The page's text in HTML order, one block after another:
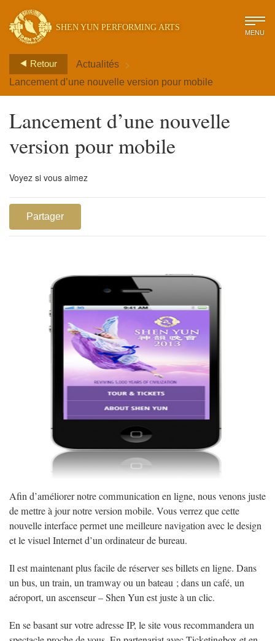
SHEN YUN PERFORMING ARTS MENU
Retour Actualités >
Lancement d’une nouvelle version pour mobile
Lancement d’une nouvelle
version pour mobile
Voyez si vous aimez
Partager
Afin d’améliorer notre communication en ligne, nous venons juste
de mettre à jour notre version mobile. Vous verrez que cette
nouvelle interface permet une meilleure navigation avec le design
et le visuel Internet d’un ordinateur de bureau.
Il est maintenant plus facile de réserver ses billets en ligne. Dans
un bus, un train, un tramway ou un bateau ; dans un café, un
aéroport, un ascenseur – Shen Yun est juste à un clic.
En se basant sur votre adresse IP, le site vous recommandera un